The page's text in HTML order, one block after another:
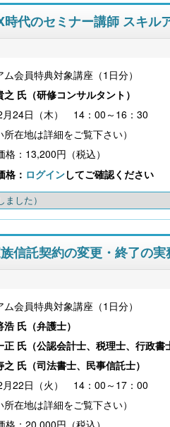
代のセミナー講師 スキル
ム会員特典対象講座（1日分）
氏（研修コンサルタント ）
月24日（木） 14：00～16：30
格：13,200円（税込）
格： ログインしてご確認ください
した）
信託契約の変更・終了の
ム会員特典対象講座（1日分）
氏（弁護士）
氏（公認会計士、税理士、行政書
氏（司法書士、民事信託士）
月22日（火） 14：00～17：00
格：20,000円（税込）